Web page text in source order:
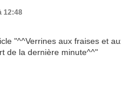
12:48